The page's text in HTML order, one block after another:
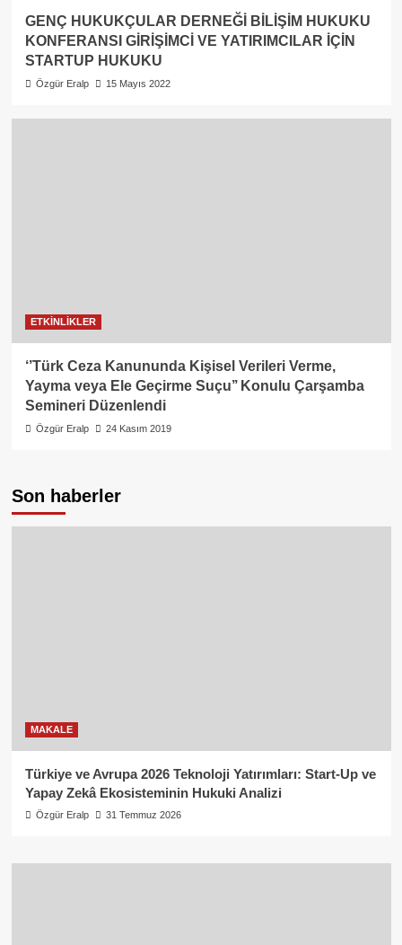
GENÇ HUKUKÇULAR DERNEĞİ BİLİŞİM HUKUKU
KONFERANSI GİRİŞİMCİ VE YATIRIMCILAR İÇİN
STARTUP HUKUKU
Özgür Eralp 15 Mayıs 2022
ETKİNLİKLER
‘’Türk Ceza Kanununda Kişisel Verileri Verme,
Yayma veya Ele Geçirme Suçu’’ Konulu Çarşamba
Semineri Düzenlendi
Özgür Eralp 24 Kasım 2019
Son haberler
MAKALE
Türkiye ve Avrupa 2026 Teknoloji Yatırımları: Start-Up ve
Yapay Zekâ Ekosisteminin Hukuki Analizi
Özgür Eralp 31 Temmuz 2026